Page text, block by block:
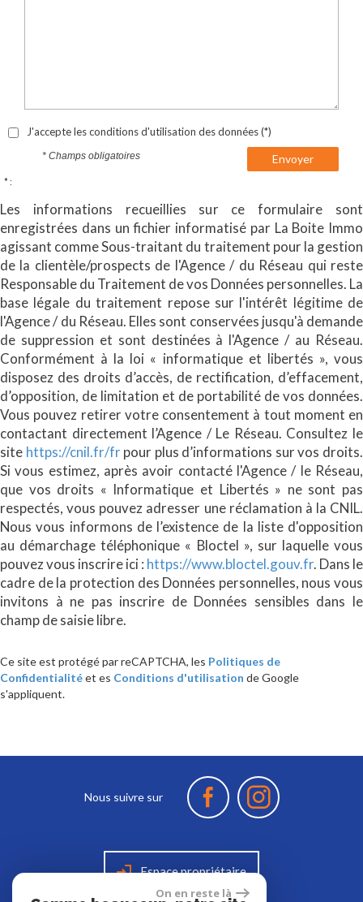
J'accepte les conditions d'utilisation des données (*)
Envoyer
* Champs obligatoires
* :
Les informations recueillies sur ce formulaire sont
enregistrées dans un fichier informatisé par La Boite Immo
agissant comme Sous-traitant du traitement pour la gestion
de la clientèle/prospects de l'Agence / du Réseau qui reste
Responsable du Traitement de vos Données personnelles. La
base légale du traitement repose sur l'intérêt légitime de
l'Agence / du Réseau. Elles sont conservées jusqu'à demande
de suppression et sont destinées à l'Agence / au Réseau.
Conformément à la loi « informatique et libertés », vous
disposez des droits d’accès, de rectification, d’effacement,
d’opposition, de limitation et de portabilité de vos données.
Vous pouvez retirer votre consentement à tout moment en
contactant directement l’Agence / Le Réseau. Consultez le
site https://cnil.fr/fr pour plus d’informations sur vos droits.
Si vous estimez, après avoir contacté l'Agence / le Réseau,
que vos droits « Informatique et Libertés » ne sont pas
respectés, vous pouvez adresser une réclamation à la CNIL.
Nous vous informons de l’existence de la liste d'opposition
au démarchage téléphonique « Bloctel », sur laquelle vous
pouvez vous inscrire ici : https://www.bloctel.gouv.fr. Dans le
cadre de la protection des Données personnelles, nous vous
invitons à ne pas inscrire de Données sensibles dans le
champ de saisie libre.
Ce site est protégé par reCAPTCHA, les Politiques de
Confidentialitéet es Conditions d'utilisation de Google
s'appliquent.
Nous suivre sur
Espace propriétaire
On en reste là